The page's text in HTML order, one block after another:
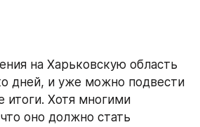
на Харьковскую область
дней, и уже можно подвести
итоги. Хотя многими
оно должно стать